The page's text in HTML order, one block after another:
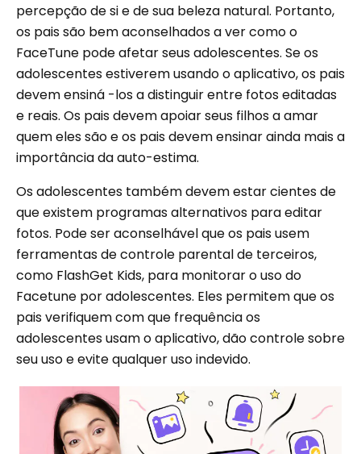
percepção de si e de sua beleza natural. Portanto,
os pais são bem aconselhados a ver como o
FaceTune pode afetar seus adolescentes. Se os
adolescentes estiverem usando o aplicativo, os pais
devem ensiná -los a distinguir entre fotos editadas
e reais. Os pais devem apoiar seus filhos a amar
quem eles são e os pais devem ensinar ainda mais a
importância da auto-estima.
Os adolescentes também devem estar cientes de
que existem programas alternativos para editar
fotos. Pode ser aconselhável que os pais usem
ferramentas de controle parental de terceiros,
como FlashGet Kids, para monitorar o uso do
Facetune por adolescentes. Eles permitem que os
pais verifiquem com que frequência os
adolescentes usam o aplicativo, dão controle sobre
seu uso e evite qualquer uso indevido.